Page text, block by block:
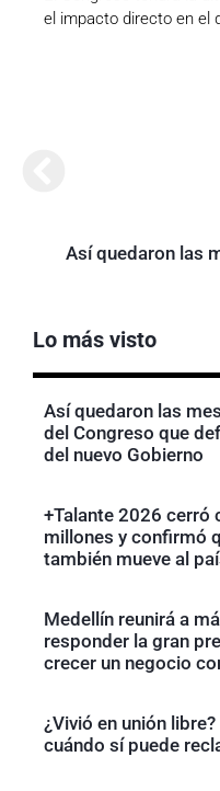
el impacto directo en el
Así quedaron las
Lo más visto
Así quedaron las
del Congreso que
del nuevo Gobierno
+Talante 2026 cerró
millones y confirmó
también mueve al
Medellín reunirá a
responder la gran
crecer un negocio
¿Vivió en unión
cuándo sí puede